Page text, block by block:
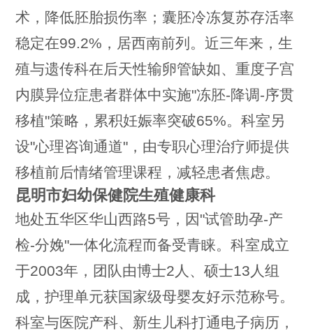
术，降低胚胎损伤率；囊胚冷冻复苏存活率
稳定在99.2%，居西南前列。近三年来，生
殖与遗传科在后天性输卵管缺如、重度子宫
内膜异位症患者群体中实施"冻胚-降调-序贯
移植"策略，累积妊娠率突破65%。科室另
设"心理咨询通道"，由专职心理治疗师提供
移植前后情绪管理课程，减轻患者焦虑。
昆明市妇幼保健院生殖健康科
地处五华区华山西路5号，因"试管助孕-产
检-分娩"一体化流程而备受青睐。科室成立
于2003年，团队由博士2人、硕士13人组
成，护理单元获国家级母婴友好示范称号。
科室与医院产科、新生儿科打通电子病历，